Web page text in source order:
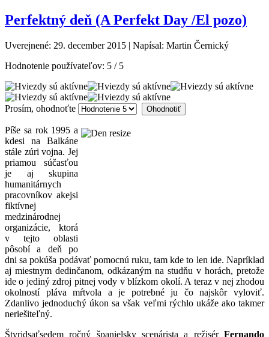
Perfektný deň (A Perfekt Day /El pozo)
Uverejnené: 29. december 2015 | Napísal: Martin Černický
Hodnotenie používateľov: 5 / 5
Prosím, ohodnoťte
Píše sa rok 1995 a
kdesi na Balkáne
stále zúri vojna. Jej
priamou súčasťou
je aj skupina
humanitárnych
pracovníkov akejsi
fiktívnej
medzinárodnej
organizácie, ktorá
v tejto oblasti
pôsobí a deň po
dni sa pokúša podávať pomocnú ruku, tam kde to len ide. Napríklad
aj miestnym dedinčanom, odkázaným na studňu v horách, pretože
ide o jediný zdroj pitnej vody v blízkom okolí. A teraz v nej zhodou
okolností pláva mŕtvola a je potrebné ju čo najskôr vyloviť.
Zdanlivo jednoduchý úkon sa však veľmi rýchlo ukáže ako takmer
neriešiteľný.
Štyridsaťsedem ročný španielsky scenárista a režisér Fernando